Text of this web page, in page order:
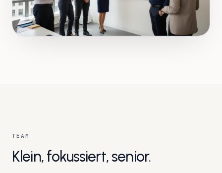
TEAM
Klein, fokussiert, senior.